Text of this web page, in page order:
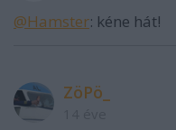
@Hamster: kéne hát!
ZöPö_